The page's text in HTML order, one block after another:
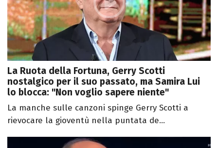
La Ruota della Fortuna, Gerry Scotti
nostalgico per il suo passato, ma Samira Lui
lo blocca: "Non voglio sapere niente"
La manche sulle canzoni spinge Gerry Scotti a
rievocare la gioventù nella puntata de...